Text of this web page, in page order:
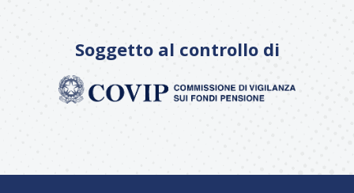
Soggetto al controllo di